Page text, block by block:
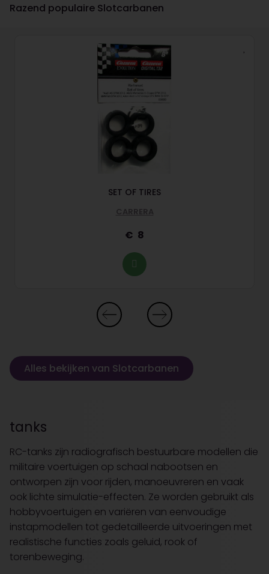
Razend populaire Slotcarbanen
SET OF TIRES
CARRERA
8
Alles bekijken van Slotcarbanen
tanks
RC-tanks zijn radiografisch bestuurbare modellen die
militaire voertuigen op schaal nabootsen en
ontworpen zijn voor rijden, manoeuvreren en vaak
ook lichte simulatie-effecten. Ze worden gebruikt als
hobbyvoertuigen en variëren van eenvoudige
instapmodellen tot gedetailleerde uitvoeringen met
realistische functies zoals geluid, rook of
torenbeweging.